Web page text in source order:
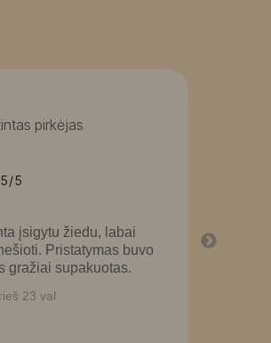
pirkėjas
5/5
įsigytu žiedu, labai
Pristatymas buvo
gražiai supakuotas.
23 val